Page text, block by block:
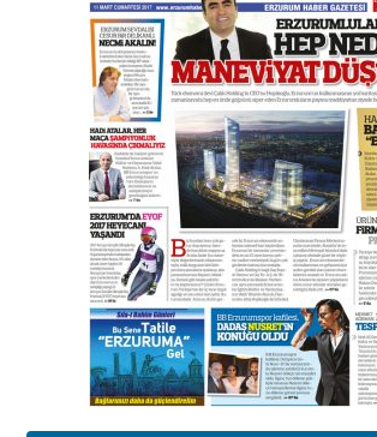
Başkan Sekmen’den Erzurum’a
bir vizyon proje daha!
02 Ağustos 2026 Pazar
Kadir SABUNCUOĞLU
Erzurumspor’un köşe taşları
29 Haziran 2026 Pazartesi
Kenan GÜLERCİ
Murat Şahsuvaroğlu ERKON’da
çıtayı yukarı taşırken,
yönetimdekiler aşağı
çekmemeli!
17 Şubat 2026 SalıOrhan BOZKURT
Bir fotoğraf, bir şehir, bir
gazeteci… Dizginler kimin
elinde?